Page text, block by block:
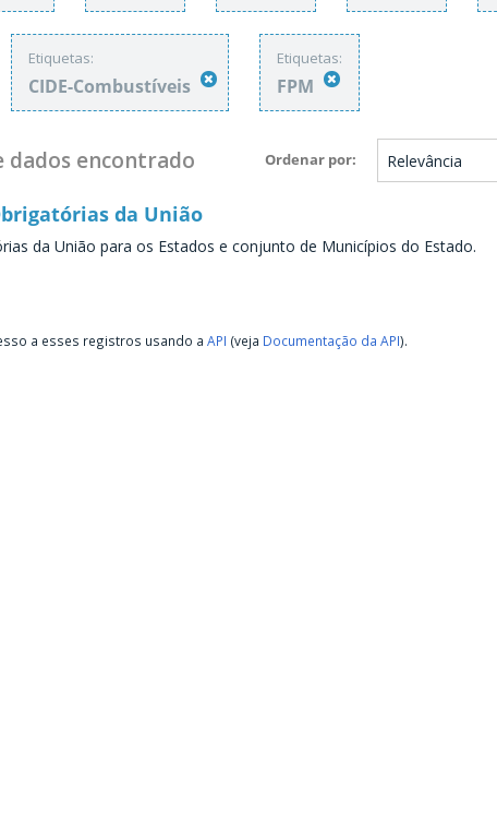
Etiquetas:
CIDE-Combustíveis
Etiquetas:
FPM
Ordenar por
dados encontrado
da União
da União para os Estados e conjunto de Municípios do Estado.
a esses registros usando a API (veja Documentação da API).